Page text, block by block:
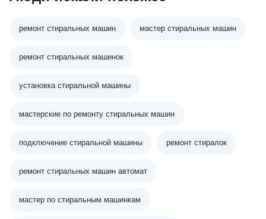
ремонт стиральных машин мастер стиральных машин
ремонт стиральных машинок
установка стиральной машины
мастерские по ремонту стиральных машин
подключение стиральной машины ремонт стиралок
ремонт стиральных машин автомат
мастер по стиральным машинкам